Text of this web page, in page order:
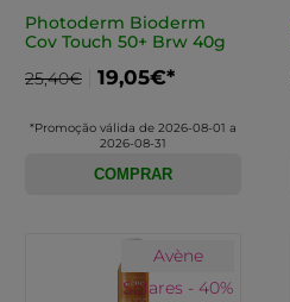
Photoderm Bioderm
Cov Touch 50+ Brw 40g
25,40€
19,05€*
*Promoção válida de 2026-08-01 a
2026-08-31
COMPRAR
Avène
Solares - 40%